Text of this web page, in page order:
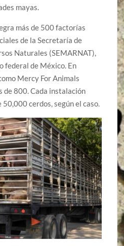
mayas.
más de 500 factorías
de la Secretaría de
Naturales (SEMARNAT),
federal de México. En
Mercy For Animals
de 800. Cada instalación
50,000 cerdos, según el caso.